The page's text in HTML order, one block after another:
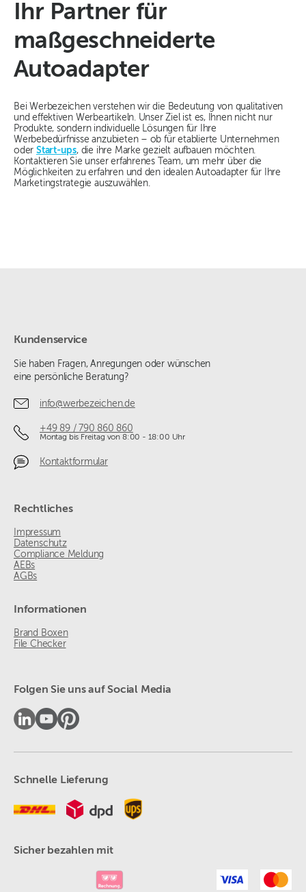
Ihr Partner für
maßgeschneiderte
Autoadapter
Bei Werbezeichen verstehen wir die Bedeutung von qualitativen
und effektiven Werbeartikeln. Unser Ziel ist es, Ihnen nicht nur
Produkte, sondern individuelle Lösungen für Ihre
Werbebedürfnisse anzubieten – ob für etablierte Unternehmen
oder Start-ups, die ihre Marke gezielt aufbauen möchten.
Kontaktieren Sie unser erfahrenes Team, um mehr über die
Möglichkeiten zu erfahren und den idealen Autoadapter für Ihre
Marketingstrategie auszuwählen.
Kundenservice
Sie haben Fragen, Anregungen oder wünschen
eine persönliche Beratung?
info@werbezeichen.de
+49 89 / 790 860 860
Montag bis Freitag von 8:00 - 18:00 Uhr
Kontaktformular
Rechtliches
Impressum
Datenschutz
Compliance Meldung
AEBs
AGBs
Informationen
Brand Boxen
File Checker
Folgen Sie uns auf Social Media
Schnelle Lieferung
Sicher bezahlen mit